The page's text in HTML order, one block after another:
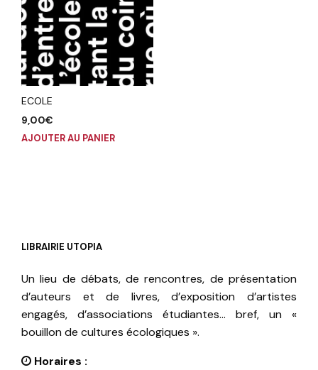
ECOLE
9,00€
AJOUTER AU PANIER
LIBRAIRIE UTOPIA
Un lieu de débats, de rencontres, de présentation
d’auteurs et de livres, d’exposition d’artistes
engagés, d’associations étudiantes… bref, un «
bouillon de cultures écologiques ».
Horaires :